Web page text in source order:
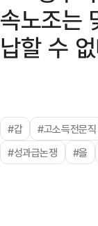
속노조는
납할 수
#갑 #고소득전문직
#성과급논쟁
#을